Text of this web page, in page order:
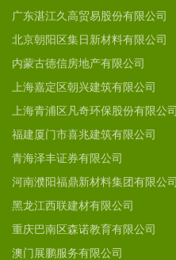
广东湛江久高贸易股份有限公司
北京朝阳区集日新材料有限公司
内蒙古德信房地产有限公司
上海嘉定区朝兴建筑有限公司
上海青浦区凡奇环保股份有限公司
福建厦门市喜兆建筑有限公司
青海泽丰证券有限公司
河南濮阳福鼎新材料集团有限公司
黑龙江西联建材有限公司
重庆巴南区森诺教育有限公司
澳门展鹏服务有限公司